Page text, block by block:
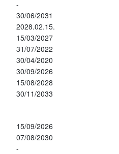
-
30/06/2031
2028.02.15.
15/03/2027
31/07/2022
30/04/2020
30/09/2026
15/08/2028
30/11/2033
15/09/2026
07/08/2030
-